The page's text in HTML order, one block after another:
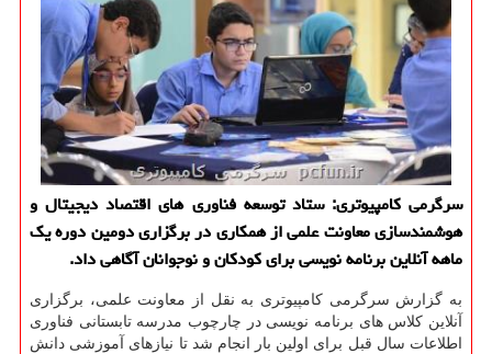
سرگرمی كامپیوتری: ستاد توسعه فناوری های اقتصاد دیجیتال و
هوشمندسازی معاونت علمی از همكاری در برگزاری دومین دوره یك
ماهه آنلاین برنامه نویسی برای كودكان و نوجوانان آگاهی داد.
به گزارش سرگرمی کامپیوتری به نقل از معاونت علمی، برگزاری
آنلاین کلاس های برنامه نویسی در چارچوب مدرسه تابستانی فناوری
اطلاعات سال قبل برای اولین بار انجام شد تا نیازهای آموزشی دانش